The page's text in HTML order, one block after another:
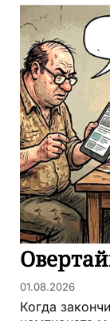
01.08.2026
Когда